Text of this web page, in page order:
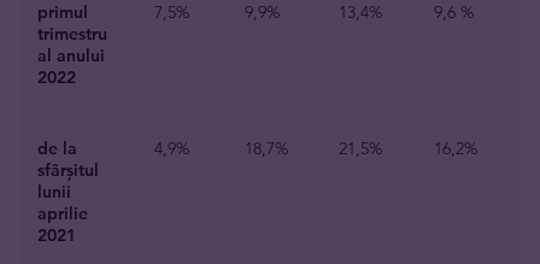
primul
trimestru
al anului
2022
7,5% 9,9% 13,4% 9,6 %
de la
sfârșitul
lunii
aprilie
2021
4,9% 18,7% 21,5% 16,2%